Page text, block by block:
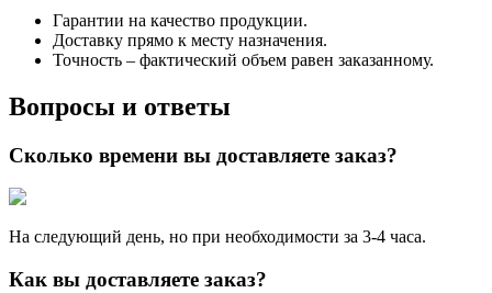
Гарантии на качество продукции.
Доставку прямо к месту назначения.
Точность – фактический объем равен заказанному.
Вопросы и ответы
Сколько времени вы доставляете заказ?
На следующий день, но при необходимости за 3-4 часа.
Как вы доставляете заказ?